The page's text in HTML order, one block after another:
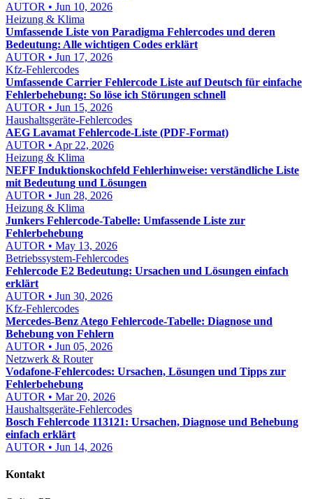
AUTOR • Jun 10, 2026
Heizung & Klima
Umfassende Liste von Paradigma Fehlercodes und deren
Bedeutung: Alle wichtigen Codes erklärt
AUTOR • Jun 17, 2026
Kfz-Fehlercodes
Umfassende Carrier Fehlercode Liste auf Deutsch für einfache
Fehlerbehebung: So löse ich Störungen schnell
AUTOR • Jun 15, 2026
Haushaltsgeräte-Fehlercodes
AEG Lavamat Fehlercode-Liste (PDF-Format)
AUTOR • Apr 22, 2026
Heizung & Klima
NEFF Induktionskochfeld Fehlerhinweise: verständliche Liste
mit Bedeutung und Lösungen
AUTOR • Jun 28, 2026
Heizung & Klima
Junkers Fehlercode-Tabelle: Umfassende Liste zur
Fehlerbehebung
AUTOR • May 13, 2026
Betriebssystem-Fehlercodes
Fehlercode E2 Bedeutung: Ursachen und Lösungen einfach
erklärt
AUTOR • Jun 30, 2026
Kfz-Fehlercodes
Mercedes-Benz Atego Fehlercode-Tabelle: Diagnose und
Behebung von Fehlern
AUTOR • Jun 05, 2026
Netzwerk & Router
Vodafone-Fehlercodes: Ursachen, Lösungen und Tipps zur
Fehlerbehebung
AUTOR • Mar 20, 2026
Haushaltsgeräte-Fehlercodes
Bosch Fehlercode 113121: Ursachen, Diagnose und Behebung
einfach erklärt
AUTOR • Jun 14, 2026
Kontakt